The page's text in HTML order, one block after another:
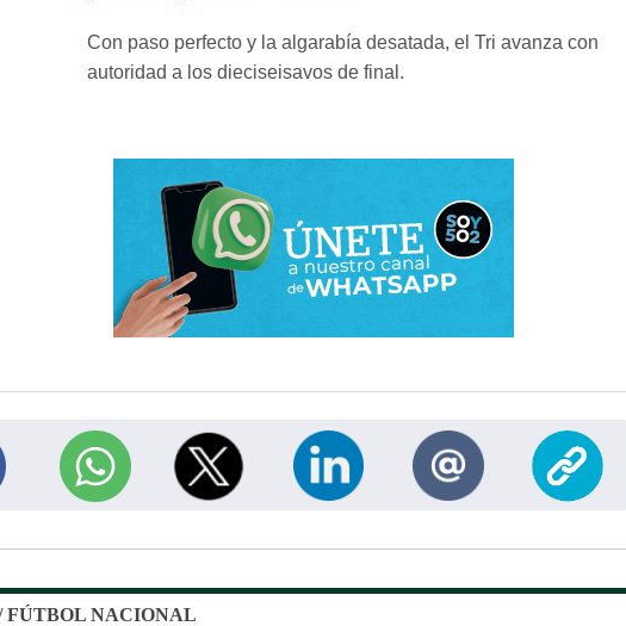
Con paso perfecto y la algarabía desatada, el Tri avanza con
autoridad a los dieciseisavos de final.
FÚTBOL NACIONAL